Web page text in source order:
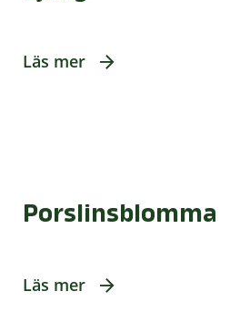
Läs mer
Porslinsblomma
Läs mer